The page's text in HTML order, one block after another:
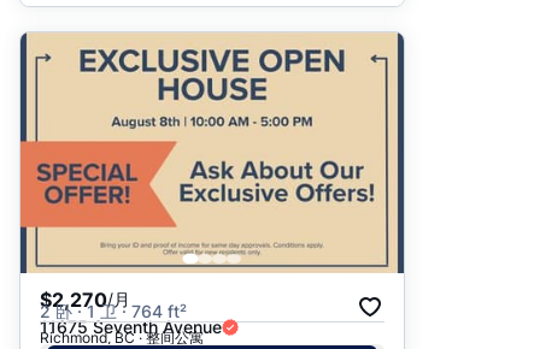
$2,270/月
2 卧 · 1 卫 · 764 ft²
11675 Seventh Avenue
Richmond, BC · 整间公寓